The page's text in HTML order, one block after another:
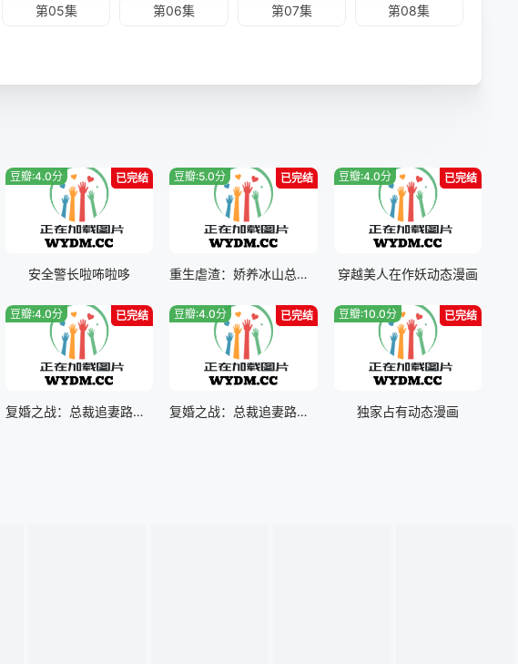
第05集 第06集 第07集 第08集
已完结
豆瓣:4.0分
安全警长啦咘啦哆
已完结
豆瓣:5.0分
重生虐渣：娇养冰山总裁动态漫画
已完结
豆瓣:4.0分
穿越美人在作妖动态漫画
已完结
豆瓣:4.0分
复婚之战：总裁追妻路漫漫动态漫画第二季
已完结
豆瓣:4.0分
复婚之战：总裁追妻路漫漫动态漫画
已完结
豆瓣:10.0分
独家占有动态漫画